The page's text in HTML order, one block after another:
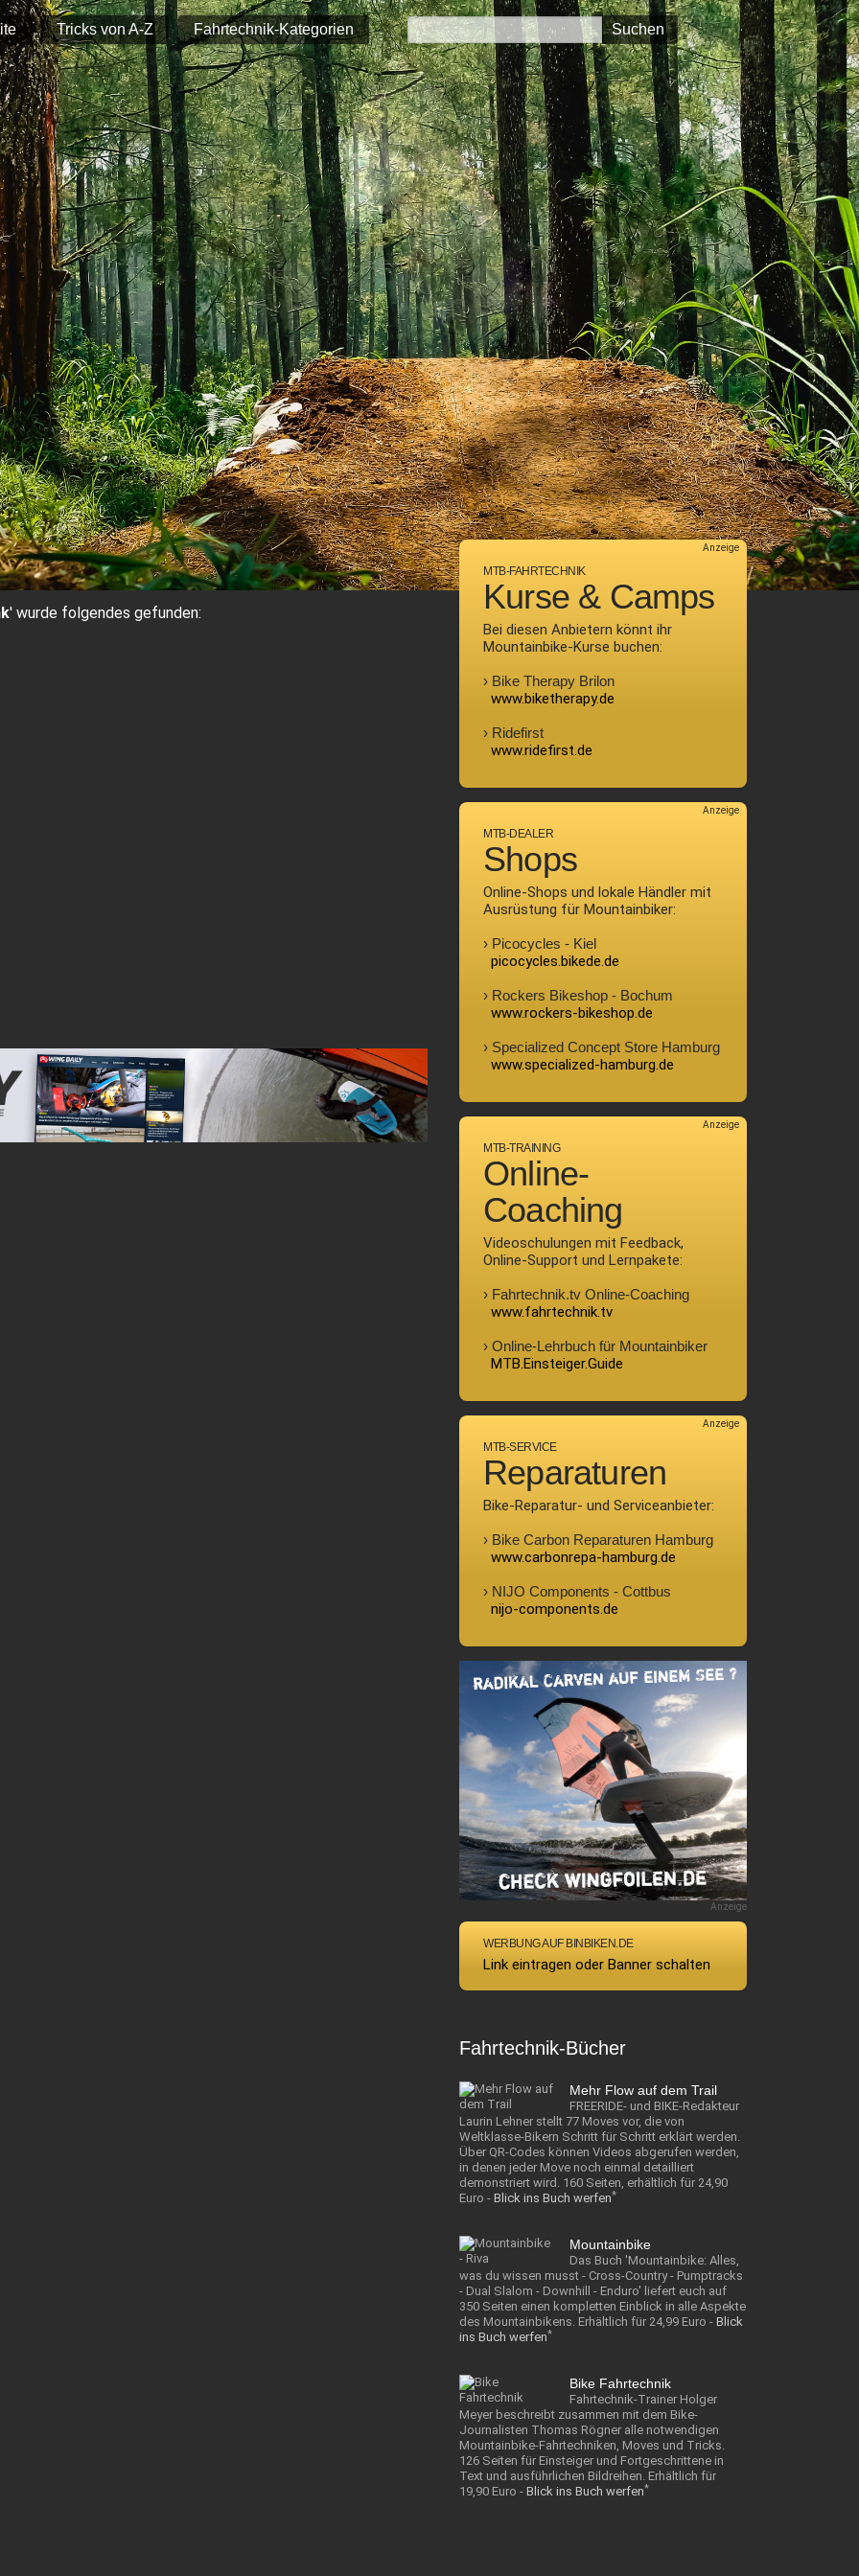
Tricks von A-Z Fahrtechnik-Kategorien Suchen
' wurde folgendes gefunden:
Anzeige
MTB-FAHRTECHNIK
Kurse & Camps
Bei diesen Anbietern könnt ihr
Mountainbike-Kurse buchen:
› Bike Therapy Brilon
www.biketherapy.de
› Ridefirst
www.ridefirst.de
Anzeige
MTB-DEALER
Shops
Online-Shops und lokale Händler mit
Ausrüstung für Mountainbiker:
› Picocycles - Kiel
picocycles.bikede.de
› Rockers Bikeshop - Bochum
www.rockers-bikeshop.de
› Specialized Concept Store Hamburg
www.specialized-hamburg.de
Anzeige
MTB-TRAINING
Online-
Coaching
Videoschulungen mit Feedback,
Online-Support und Lernpakete:
› Fahrtechnik.tv Online-Coaching
www.fahrtechnik.tv
› Online-Lehrbuch für Mountainbiker
MTB.Einsteiger.Guide
Anzeige
MTB-SERVICE
Reparaturen
Bike-Reparatur- und Serviceanbieter:
› Bike Carbon Reparaturen Hamburg
www.carbonrepa-hamburg.de
› NIJO Components - Cottbus
nijo-components.de
Anzeige
WERBUNG AUF BINBIKEN.DE
Link eintragen oder Banner schalten
Fahrtechnik-Bücher
Mehr Flow auf dem Trail
FREERIDE- und BIKE-Redakteur
Laurin Lehner stellt 77 Moves vor, die von
Weltklasse-Bikern Schritt für Schritt erklärt werden.
Über QR-Codes können Videos abgerufen werden,
in denen jeder Move noch einmal detailliert
demonstriert wird. 160 Seiten, erhältlich für 24,90
Euro - Blick ins Buch werfen*
Mountainbike
Das Buch 'Mountainbike: Alles,
was du wissen musst - Cross-Country - Pumptracks
- Dual Slalom - Downhill - Enduro' liefert euch auf
350 Seiten einen kompletten Einblick in alle Aspekte
des Mountainbikens. Erhältlich für 24,99 Euro - Blick
ins Buch werfen*
Bike Fahrtechnik
Fahrtechnik-Trainer Holger
Meyer beschreibt zusammen mit dem Bike-
Journalisten Thomas Rögner alle notwendigen
Mountainbike-Fahrtechniken, Moves und Tricks.
126 Seiten für Einsteiger und Fortgeschrittene in
Text und ausführlichen Bildreihen. Erhältlich für
19,90 Euro - Blick ins Buch werfen*